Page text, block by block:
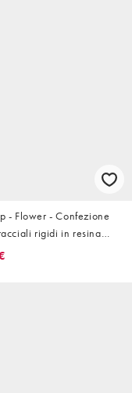
- Flower - Confezione
rigidi in resina
e dorato